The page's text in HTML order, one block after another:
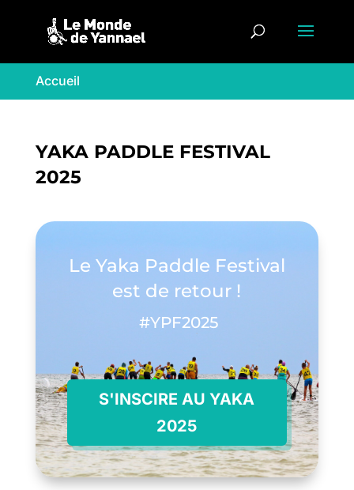
Accueil
YAKA PADDLE FESTIVAL
2025
Le Yaka Paddle Festival
est de retour !
#YPF2025
S'INSCIRE AU YAKA
2025